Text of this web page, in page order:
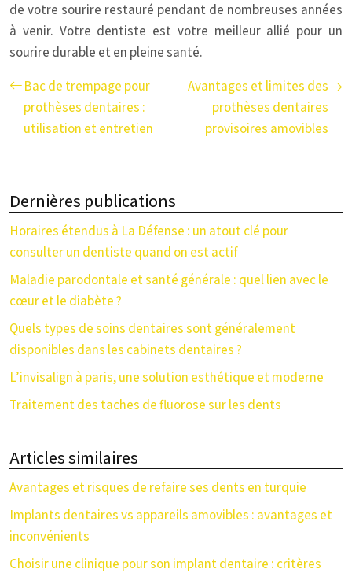
de votre sourire restauré pendant de nombreuses années
à venir. Votre dentiste est votre meilleur allié pour un
sourire durable et en pleine santé.
Bac de trempage pour
prothèses dentaires :
utilisation et entretien
Avantages et limites des
prothèses dentaires
provisoires amovibles
Dernières publications
Horaires étendus à La Défense : un atout clé pour
consulter un dentiste quand on est actif
Maladie parodontale et santé générale : quel lien avec le
cœur et le diabète ?
Quels types de soins dentaires sont généralement
disponibles dans les cabinets dentaires ?
L’invisalign à paris, une solution esthétique et moderne
Traitement des taches de fluorose sur les dents
Articles similaires
Avantages et risques de refaire ses dents en turquie
Implants dentaires vs appareils amovibles : avantages et
inconvénients
Choisir une clinique pour son implant dentaire : critères